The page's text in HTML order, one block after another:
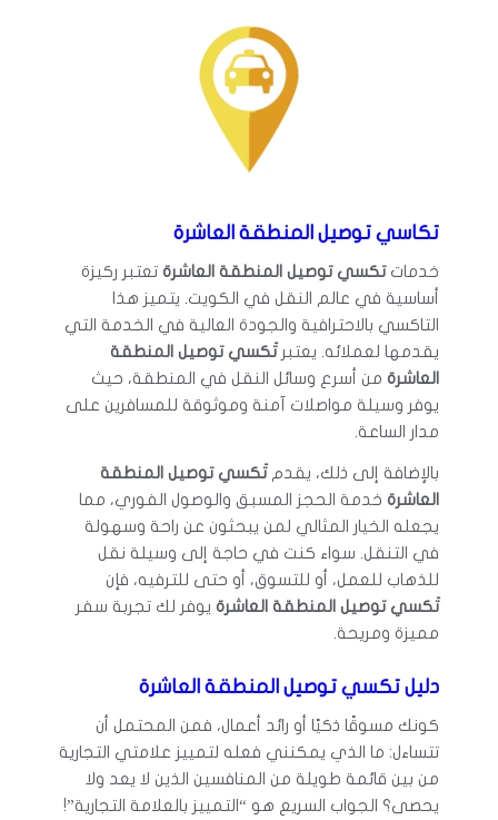
تكاسي توصيل المنطقة العاشرة
خدماتتكسي توصيل المنطقة العاشرةتعتبر ركيزة
أساسية في عالم النقل في الكويت. يتميز هذا
التاكسي بالاحترافية والجودة العالية في الخدمة التي
يقدمها لعملائه. يعتبرتَكسي توصيل المنطقة
العاشرةمن أسرع وسائل النقل في المنطقة، حيث
يوفر وسيلة مواصلات آمنة وموثوقة للمسافرين على
مدار الساعة.
بالإضافة إلى ذلك، يقدمتَكسي توصيل المنطقة
العاشرةخدمة الحجز المسبق والوصول الفوري، مما
يجعله الخيار المثالي لمن يبحثون عن راحة وسهولة
في التنقل. سواء كنت في حاجة إلى وسيلة نقل
للذهاب للعمل، أو للتسوق، أو حتى للترفيه، فإن
تَكسي توصيل المنطقة العاشرةيوفر لك تجربة سفر
مميزة ومريحة.
دليل تكسي توصيل المنطقة العاشرة
كونك مسوقًا ذكيًا أو رائد أعمال، فمن المحتمل أن
تتساءل: ما الذي يمكنني فعله لتمييز علامتي التجارية
من بين قائمة طويلة من المنافسين الذين لا يعد ولا
يحصى؟ الجواب السريع هو “التمييز بالعلامة التجارية”!